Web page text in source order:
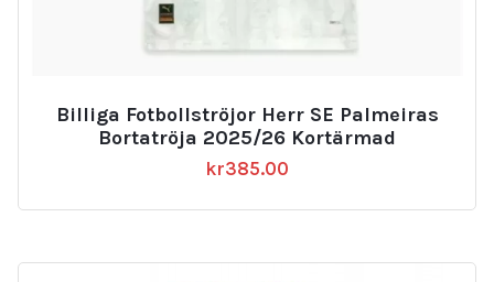
Billiga Fotbollströjor Herr SE Palmeiras
Bortatröja 2025/26 Kortärmad
kr385.00